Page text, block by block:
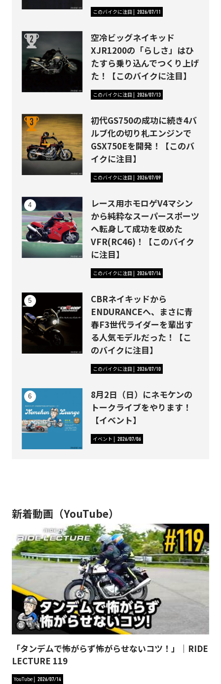
このバイクに注目 2026/07/11
空冷ビッグネイキッド
XJR1200の「らしさ」はひ
たすら乗り込んでつくり上げ
た！【このバイクに注目】
このバイクに注目 2026/07/13
初代GS750の成功に続き4バ
ルブ化の切り札エンジンで
GSX750Eを開発！【このバ
イクに注目】
このバイクに注目 2026/07/09
レース用ホモロゲV4マシン
から純粋なスーパースポーツ
へ転身して成功を収めた
VFR(RC46)！【このバイク
に注目】
このバイクに注目 2026/07/14
CBRネイキッドから
ENDURANCEへ、まさに青
春F3世代ライダーを輩出す
る人気モデルだった！【こ
のバイクに注目】
このバイクに注目 2026/07/10
8月2日（日）にネモケンの
トークライブをやります！
【イベント】
イベント 2026/07/06
新着動画（YouTube）
「タンデムで怖がらず怖がらせないコツ！」｜RIDE
LECTURE 119
YouTube 2026/07/14